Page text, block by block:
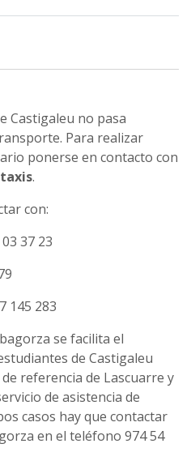
Castigaleu no pasa
Para realizar
ponerse en contacto con
.
con:
37 23
145 283
se facilita el
de Castigaleu
referencia de Lascuarre y
de asistencia de
casos hay que contactar
en el teléfono 974 54